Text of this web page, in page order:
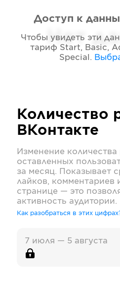
Нет
Доступ к
Чтобы увидеть эти
тариф Start, Basic,
Special .
Количество
ВКонтакте
Изменение количества
оставленных
за месяц. Показывает
лайков, комментариев
странице — это
активность аудитории.
Как разобраться в этих
7 июля — 5 августа